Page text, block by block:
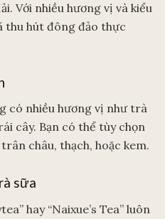
Với nhiều hương vị và kiểu
thu hút đông đảo thực
có nhiều hương vị như trà
cây. Bạn có thể tùy chọn
châu, thạch, hoặc kem.
sữa
hay “Naixue’s Tea” luôn